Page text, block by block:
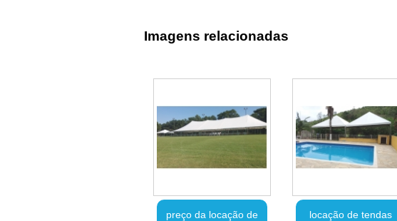
Imagens relacionadas
preço da locação de
locação de tendas